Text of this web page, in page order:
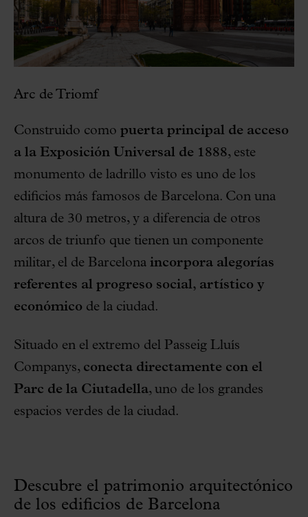
Arc de Triomf
Construido como puerta principal de acceso
a la Exposición Universal de 1888, este
monumento de ladrillo visto es uno de los
edificios más famosos de Barcelona. Con una
altura de 30 metros, y a diferencia de otros
arcos de triunfo que tienen un componente
militar, el de Barcelona incorpora alegorías
referentes al progreso social, artístico y
económico de la ciudad.
Situado en el extremo del Passeig Lluís
Companys, conecta directamente con el
Parc de la Ciutadella, uno de los grandes
espacios verdes de la ciudad.
Descubre el patrimonio arquitectónico
de los edificios de Barcelona